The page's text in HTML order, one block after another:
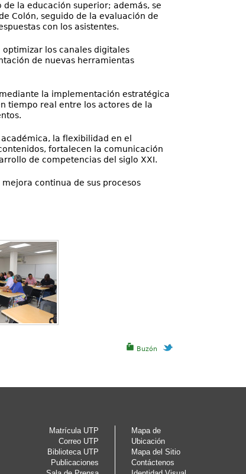
la educación superior; además, se
Colón, seguido de la evaluación de
con los asistentes.
los canales digitales
de nuevas herramientas
la implementación estratégica
tiempo real entre los actores de la
la flexibilidad en el
fortalecen la comunicación
de competencias del siglo XXI.
continua de sus procesos
Buzón
Matrícula UTP
Correo UTP
Biblioteca UTP
Publicaciones
Mapa de
Ubicación
Mapa del Sitio
Contáctenos